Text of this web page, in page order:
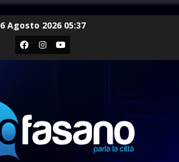
6 Agosto 2026 05:37
Facebook
Instagram
Youtube